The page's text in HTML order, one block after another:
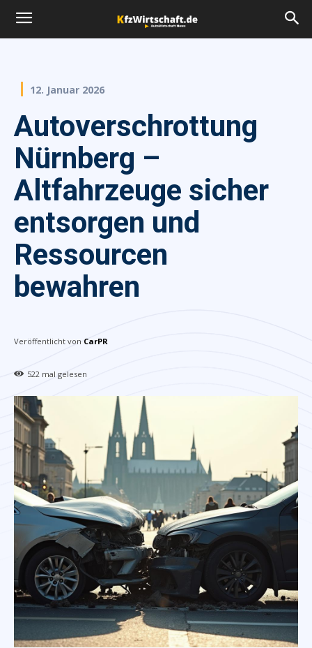
12. Januar 2026
Autoverschrottung
Nürnberg –
Altfahrzeuge sicher
entsorgen und
Ressourcen
bewahren
Veröffentlicht von CarPR
522 mal gelesen